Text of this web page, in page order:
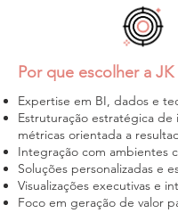
Por que escolher a
Expertise em BI, dados e
Estruturação estratégica de
métricas orientada a
Integração com ambientes
Soluções personalizadas e
Visualizações executivas e
Foco em geração de valor